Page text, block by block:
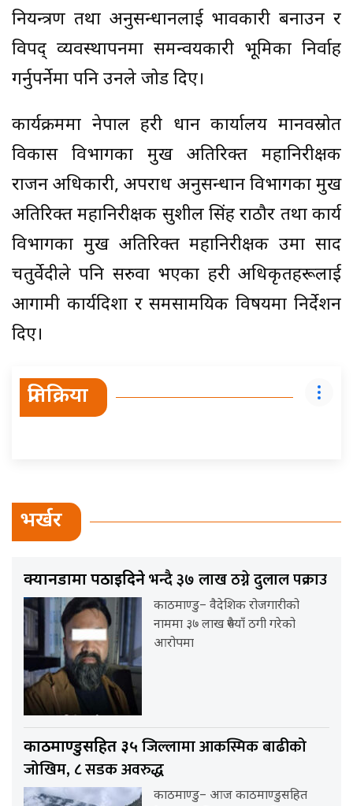
नियन्त्रण तथा अनुसन्धानलाई प्रभावकारी बनाउन र
विपद् व्यवस्थापनमा समन्वयकारी भूमिका निर्वाह
गर्नुपर्नेमा पनि उनले जोड दिए।
कार्यक्रममा नेपाल प्रहरी प्रधान कार्यालय मानवस्रोत
विकास विभागका प्रमुख अतिरिक्त महानिरीक्षक
राजन अधिकारी, अपराध अनुसन्धान विभागका प्रमुख
अतिरिक्त महानिरीक्षक सुशील सिंह राठौर तथा कार्य
विभागका प्रमुख अतिरिक्त महानिरीक्षक उमा प्रसाद
चतुर्वेदीले पनि सरुवा भएका प्रहरी अधिकृतहरूलाई
आगामी कार्यदिशा र समसामयिक विषयमा निर्देशन
दिए।
प्रतिक्रिया
भर्खर
क्यानडामा पठाइदिनेभन्दै ३७ लाख ठग्ने दुलाल पक्राउ
काठमाण्डु– वैदेशिक रोजगारीको
नाममा ३७ लाख रुपैयाँ ठगी गरेको
आरोपमा
काठमाण्डुसहित ३५ जिल्लामा आकस्मिक बाढीको
जोखिम, ८ सडक अवरुद्ध
काठमाण्डु– आज काठमाण्डुसहित